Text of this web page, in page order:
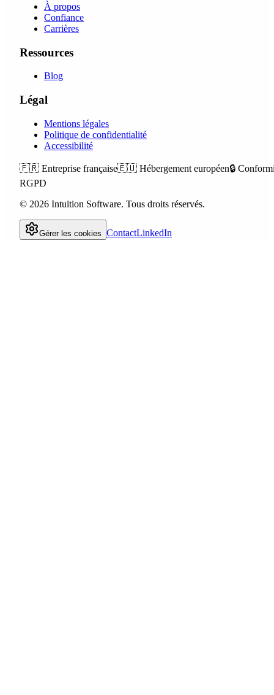
À propos
Confiance
Carrières
Ressources
Blog
Légal
Mentions légales
Politique de confidentialité
Accessibilité
🇫🇷 Entreprise française🇪🇺 Hébergement européen🔒
RGPD
© 2026 Intuition Software. Tous droits réservés.
Gérer les cookies ContactLinkedIn